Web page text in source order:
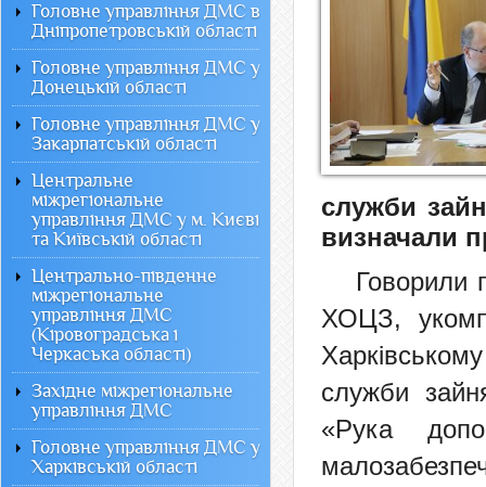
служби
визначали
Говорили
ХОЦЗ,
служби
«Рука
Головне управління ДМС в
Дніпропетровській області
Головне управління ДМС у
Донецькій області
Головне управління ДМС у
Закарпатській області
Центральне
міжрегіональне
управління ДМС у м. Києві
та Київській області
Центрально-південне
міжрегіональне
управління ДМС
(Кіровоградська і
Черкаська області)
Західне міжрегіональне
управління ДМС
Головне управління ДМС у
Харківській області